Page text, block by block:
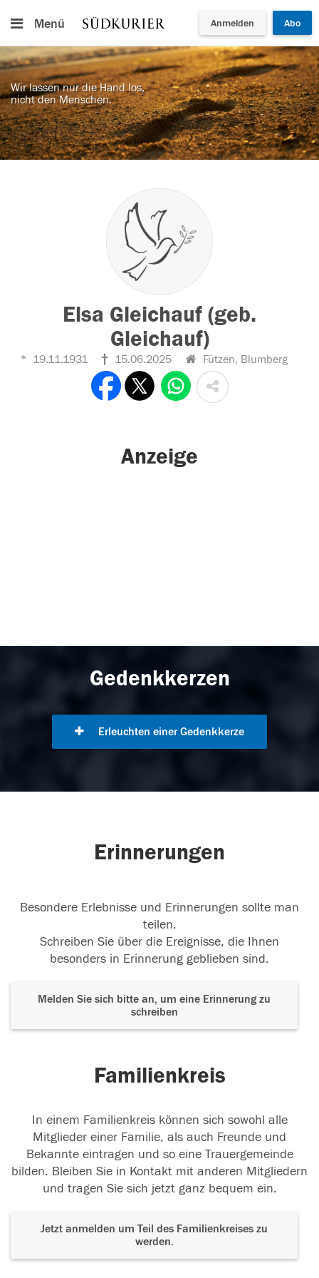
Menü Anmelden Abo
Wir lassen nur die Hand los,
nicht den Menschen.
Elsa Gleichauf (geb.
Gleichauf)
19.11.1931 15.06.2025 Fützen, Blumberg
Anzeige
Gedenkkerzen
Erleuchten einer Gedenkkerze
Erinnerungen
Besondere Erlebnisse und Erinnerungen sollte man
teilen.
Schreiben Sie über die Ereignisse, die Ihnen
besonders in Erinnerung geblieben sind.
Melden Sie sich bitte an, um eine Erinnerung zu
schreiben
Familienkreis
In einem Familienkreis können sich sowohl alle
Mitglieder einer Familie, als auch Freunde und
Bekannte eintragen und so eine Trauergemeinde
bilden. Bleiben Sie in Kontakt mit anderen Mitgliedern
und tragen Sie sich jetzt ganz bequem ein.
Jetzt anmelden um Teil des Familienkreises zu
werden.